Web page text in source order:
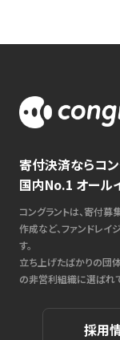
寄付決済ならコ
国内No.1 オール
コングラントは、寄付
作成など、ファンドレ
す。
立ち上げたばかりの団
の非営利組織に選ばれ
採用